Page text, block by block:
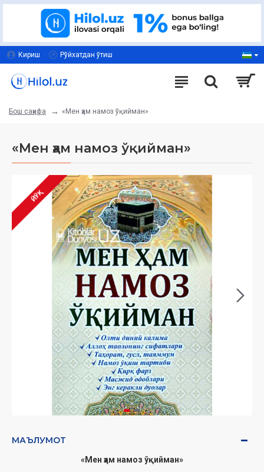
Кириш Рўйхатдан ўтиш
Бош саҳифа «Мен ҳам намоз ўқийман»
«Мен ҳам намоз ўқийман»
ЙЎҚ
МАЪЛУМОТ
«Мен ҳам намоз ўқийман»